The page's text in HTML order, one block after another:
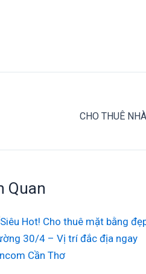
CHO THUÊ
Quan